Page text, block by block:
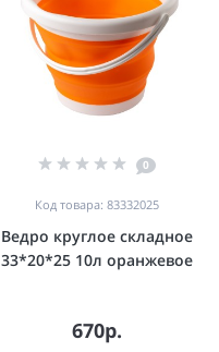
0
Код товара: 83332025
Ведро круглое складное
33*20*25 10л оранжевое
670р.